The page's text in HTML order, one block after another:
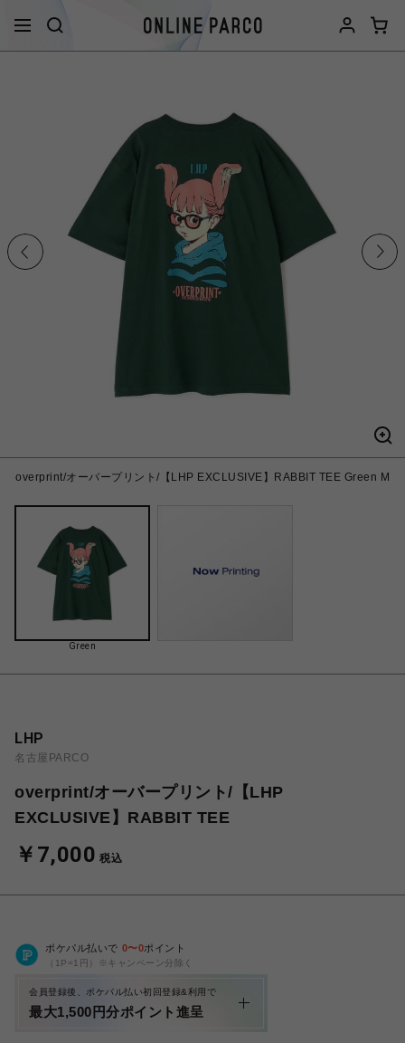
overprint/オーバープリント/【LHP EXCLUSIVE】RABBIT TEE Green M
Green
LHP
名古屋PARCO
overprint/オーバープリント/【LHP
EXCLUSIVE】RABBIT TEE
￥7,000 税込
ポケパル払いで 0〜0ポイント
（1P=1円）※キャンペーン分除く
会員登録後、ポケパル払い初回登録&利用で
最大1,500円分ポイント進呈